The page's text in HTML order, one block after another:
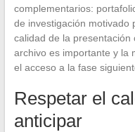
complementarios:
de investigación motivado
calidad de la
archivo es importante y la
el acceso a la fase
Respetar el
anticipar